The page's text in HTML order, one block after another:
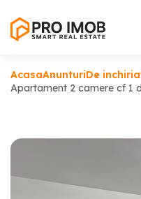
AcasaAnunturiDe
Apartament 2 camere cf 1